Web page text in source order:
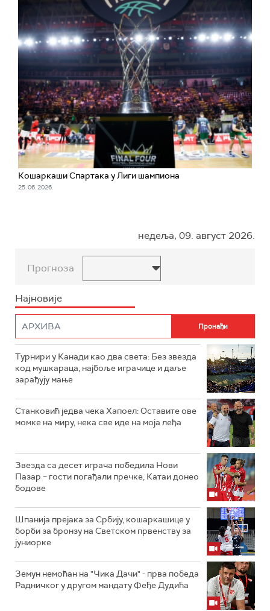
Кошаркаши Спартака у Лиги шампиона
25. 06. 2026.
недеља, 09. август 2026.
Прогноза
Најновије
Турнири у Канади као два света: Без звезда
код мушкараца, најбоље играчице и даље
зарађују мање
Станковић једва чека Хапоел: Оставите ове
момке на миру, нека све иде на моја леђа
Звезда са десет играча победила Нови
Пазар – гости погађали пречке, Катаи донео
бодове
Шпанија прејакa за Србију, кошаркашице у
борби за бронзу на Светском првенству за
јуниорке
Земун немоћан на "Чика Дачи" - прва победа
Радничког у другом мандату Феђе Дудића